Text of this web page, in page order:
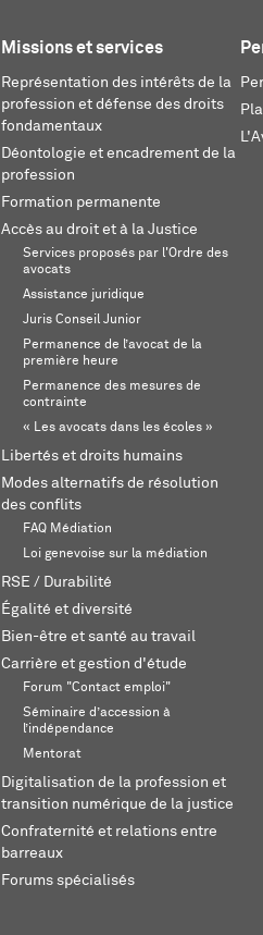
Missions et services
Représentation des intérêts de la
profession et défense des droits
fondamentaux
Déontologie et encadrement de la
profession
Formation permanente
Accès au droit et à la Justice
Services proposés par l'Ordre des
avocats
Assistance juridique
Juris Conseil Junior
Permanence de l’avocat de la
première heure
Permanence des mesures de
contrainte
« Les avocats dans les écoles »
Libertés et droits humains
Modes alternatifs de résolution
des conflits
FAQ Médiation
Loi genevoise sur la médiation
RSE / Durabilité
Égalité et diversité
Bien-être et santé au travail
Carrière et gestion d'étude
Forum "Contact emploi"
Séminaire d’accession à
l’indépendance
Mentorat
Digitalisation de la profession et
transition numérique de la justice
Confraternité et relations entre
barreaux
Forums spécialisés